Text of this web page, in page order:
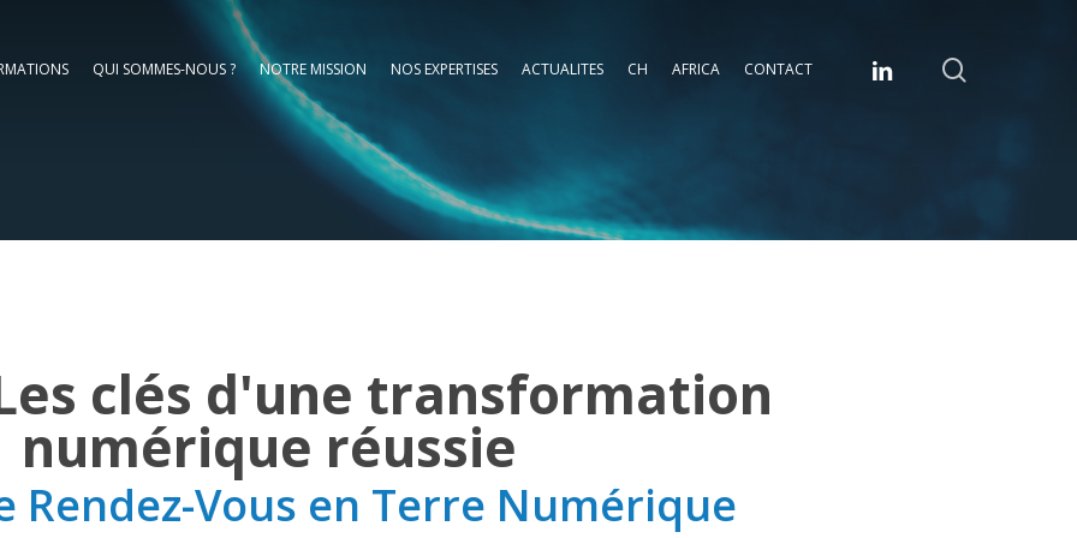
QUI SOMMES-NOUS ? NOTRE MISSION NOS EXPERTISES ACTUALITES CH AFRICA CONTACT linkedin
clés d'une transformation
numérique réussie
Rendez-Vous en Terre Numérique